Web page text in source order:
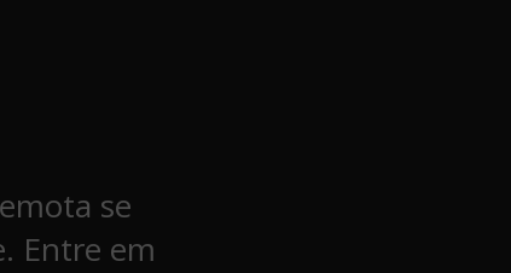
se
Entre em